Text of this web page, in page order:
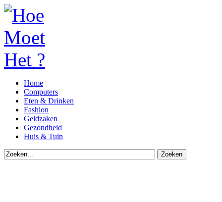
Home
Computers
Eten & Drinken
Fashion
Geldzaken
Gezondheid
Huis & Tuin